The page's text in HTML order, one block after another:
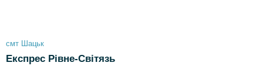
смт Шацьк
Експрес Рівне-Світязь